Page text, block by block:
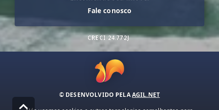
Fale conosco
CRECI 24.772J
© DESENVOLVIDO PELAAGIL.NET